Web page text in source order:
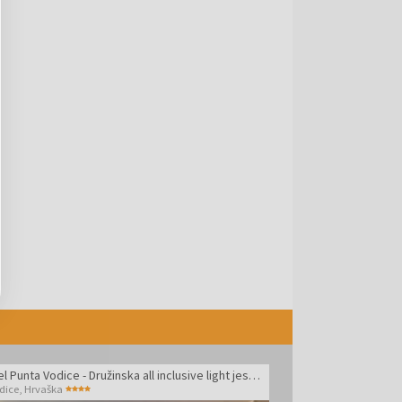
Hotel Punta Vodice - Družinska all inclusive light jesen s pridihom wellnessa
, Hrvaška